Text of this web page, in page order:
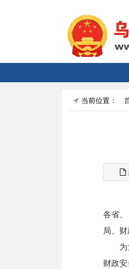
当前位置：
各省
局、
为深
财政